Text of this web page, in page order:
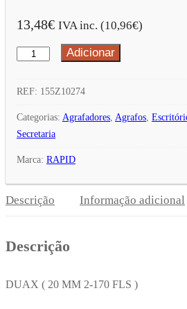
13,48€ IVA inc. (10,96€)
Quantidade
Agrafos
Duax
Rapid
Cx
1000un
Adicionar
REF: 155Z10274
Categorias: Agrafadores, Agrafos,
Secretaria
Marca: RAPID
Descrição Informação adicional
Descrição
DUAX ( 20 MM 2-170 FLS )